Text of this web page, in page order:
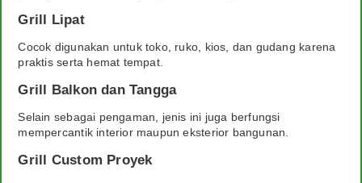
Grill Lipat
Cocok digunakan untuk toko, ruko, kios, dan gudang karena
praktis serta hemat tempat.
Grill Balkon dan Tangga
Selain sebagai pengaman, jenis ini juga berfungsi
mempercantik interior maupun eksterior bangunan.
Grill Custom Proyek